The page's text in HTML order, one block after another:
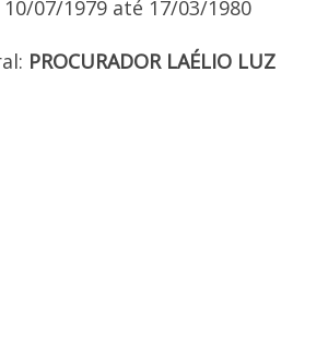
07/1979 até 17/03/1980
PROCURADOR LAÉLIO LUZ